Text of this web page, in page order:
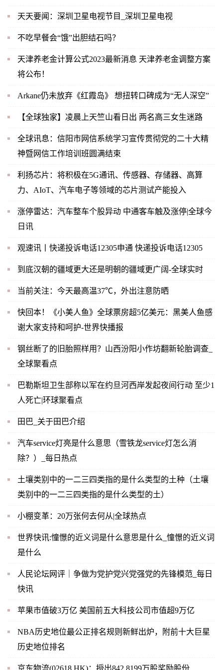
天天要闻：深圳卫星电视节目_深圳卫星电视
不吃早餐会“饿”出胆结石吗？
天津养老金计算公式2023最新消息 天津养老金调整方案
将公布！
Arkane仍未放弃《红霞岛》 想扭转口碑成为“无人深空”
【全球独家】凌晨上天竺山看日出 两名高三女生迷路
全球讯息：信阳市网信系统学习宣传贯彻党的二十大精
神暨网信工作培训班圆满结束
利扬芯片：将积极在5G通讯、传感器、存储器、高算
力、AIoT、汽车电子等领域的芯片测试产能投入
涨停雷达：汽车整车个股异动 中通客车触及涨停|全球今
日讯
观速讯丨快递投诉电话12305申通 快递投诉电话12305
到底汉朝的疆域更大还是明朝的疆域更广阔-全球实时
当前关注：今天最高温37℃，外出注意防晒
快回本！《小美人鱼》全球票房超5亿美元：黑美人鱼感
谢大家支持和呵护-世界快播报
钢丝断了的旧胎照样用？山西汾阳小作坊翻新轮胎调查_
全球聚看点
巴勒斯坦卫生部称以军在约旦河西岸发起夜间行动 至少1
人死亡|环球聚看点
田巴_关于田巴介绍
汽车service灯亮是什么意思（雪铁龙service灯怎么消
除？）_每日热点
土壤类别中的一二三四类指的是什么类型的土种（土壤
类别中的一二三四类指的是什么类型的土）
小棚变革：20万张何去何从|全球热点
世界快讯:憧憬的近义词是什么意思是什么_憧憬的近义词
是什么
人民论坛网评｜争做为党护党兴党强党的先锋模范_每日
快讯
苹果市值破3万亿 美国前五大科技公司市值超9万亿
NBA历史地位最公正排名规则新鲜出炉，附前十大巨星
历史地位排名